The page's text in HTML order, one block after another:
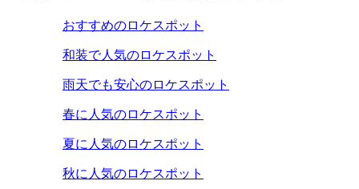
おすすめのロケスポット
和装で人気のロケスポット
雨天でも安心のロケスポット
春に人気のロケスポット
夏に人気のロケスポット
秋に人気のロケスポット